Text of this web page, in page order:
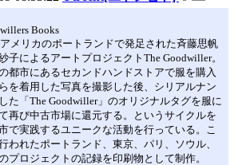
Books
メリカのポートランドで発足された斉藤思帆
子によるアートプロジェクトThe Goodwiller。
都市にあるセカンドハンドストアで服を購入
を着用した写真を撮影した後、シリアルナン
た「The Goodwiller」のオリジナルタグを服に
再び中古市場に還元する。というサイクルを
で実践するユニークな活動を行っている。こ
われたポートランド、東京、パリ、ソウル、
プロジェクトの記録を印刷物として制作。